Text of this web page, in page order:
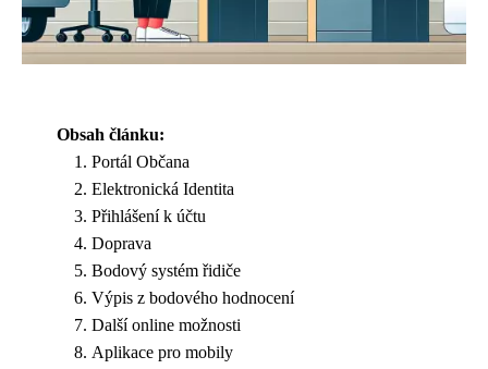
Obsah článku:
Portál Občana
Elektronická Identita
Přihlášení k účtu
Doprava
Bodový systém řidiče
Výpis z bodového hodnocení
Další online možnosti
Aplikace pro mobily